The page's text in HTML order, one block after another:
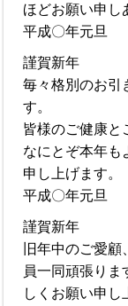
ほどお願い申し
平成〇年元旦
謹賀新年
毎々格別のお引
す。
皆様のご健康と
なにとぞ本年も
申し上げます。
平成〇年元旦
謹賀新年
旧年中のご愛
員一同頑張りま
しくお願い申し